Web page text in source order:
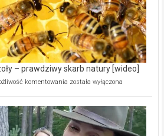
na
modernizację
oczyszczalni
ścieków
[wideo]
– prawdziwy skarb natury [wideo]
komentowania Ekologiczne
–
prawdziwy
skarb
została wyłączona